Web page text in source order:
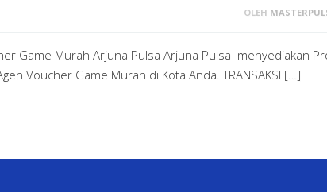
OLEH
Game Murah Arjuna Pulsa Arjuna Pulsa menyediakan
Voucher Game Murah di Kota Anda. TRANSAKSI […]